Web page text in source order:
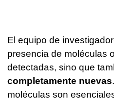
El equipo de
presencia de moléculas
detectadas, sino que
completamente nuevas
moléculas son